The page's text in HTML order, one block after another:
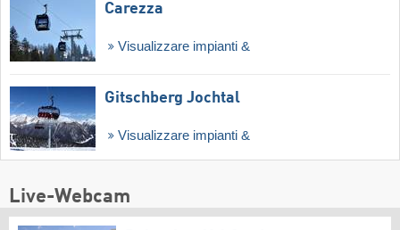
Carezza
Visualizzare impianti &
Gitschberg Jochtal
Visualizzare impianti &
Live-Webcam